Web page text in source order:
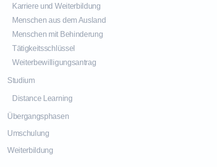
Karriere und Weiterbildung
Menschen aus dem Ausland
Menschen mit Behinderung
Tätigkeitsschlüssel
Weiterbewilligungsantrag
Studium
Distance Learning
Übergangsphasen
Umschulung
Weiterbildung